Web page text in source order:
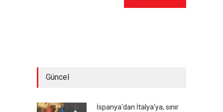
Güncel
İspanya'dan İtalya'ya, sınır